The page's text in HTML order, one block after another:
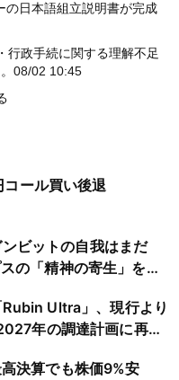
の日本語組立説明書が完成
行政手続に関する理解不足
08/02 10:45
ール買い後退
ビットの自我はまだ
の「精神の寄生」を神
Ultra」、現行より
年の調達計画に再検
高決算でも株価9%安